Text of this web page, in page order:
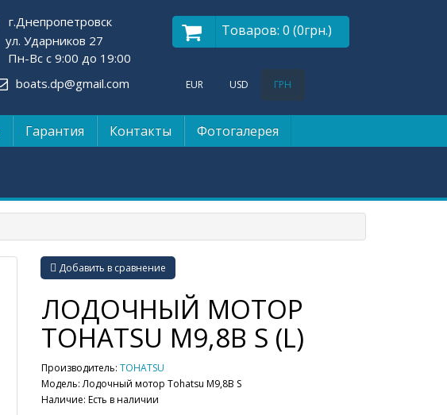
г.Днепропетровск
ул. Ударников 27
Пн-Вс с 9:00 до 19:00
boats.dp@gmail.com
Товаров: 0 (0грн.)
EUR USD ГРН
Гарантия Контакты Фотогалерея
Добавить в сравнение
ЛОДОЧНЫЙ МОТОР
TOHATSU М9,8B S (L)
Производитель:TOHATSU
Модель: Лодочный мотор Tohatsu М9,8B S
Наличие: Есть в наличии